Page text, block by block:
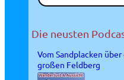
Die neusten
Vom Sandplacken
großen Feldberg